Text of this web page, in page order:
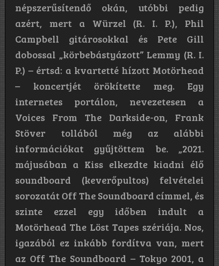
népszerűsítendő okán, utóbbi pedig
azért, mert a Würzel (R. I. P.), Phil
Campbell gitárosokkal és Pete Gill
dobossal „körbebástyázott” Lemmy (R. I.
P.) – értsd: a kvartetté hízott Motörhead
– koncertjét örökítette meg. Egy
internetes portálon, nevezetesen a
Voices From The Darkside-on, Frank
Stöver tollából még az alábbi
információkat gyűjtöttem be. „2021.
májusában a Kiss elkezdte kiadni élő
soundboard (keverőpultos) felvételei
sorozatát Off The Soundboard címmel, és
szinte ezzel egy időben indult a
Motörhead The Löst Tapes szériája. Nos,
igazából ez inkább fordítva van, mert
az Off The Soundboard – Tokyo 2001, a